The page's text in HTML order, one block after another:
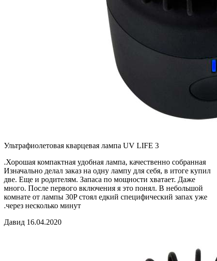
Ультрафиолетовая кварцевая лампа UV LIFE 3
Хорошая компактная удобная лампа, качественно собранная.
Изначально делал заказ на одну лампу для себя, в итоге купил
две. Еще и родителям. Запаса по мощности хватает. Даже
много. После первого включения я это понял. В небольшой
комнате от лампы 30P стоял едкий специфический запах уже
через несколько минут.
Давид 16.04.2020